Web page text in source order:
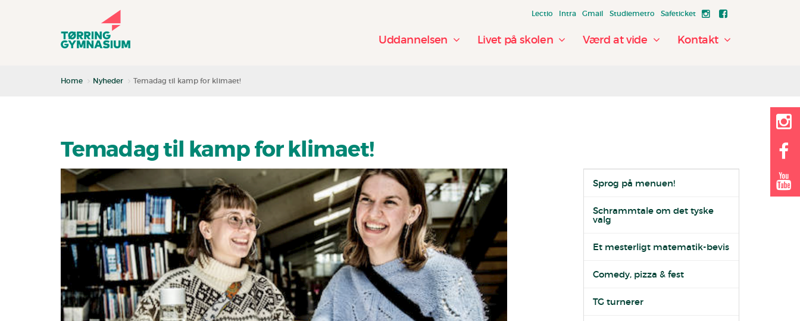
Uddannelsen Livet på skolen Værd at vide Kontakt
Lectio Intra Gmail Studiemetro Safeticket
Home Nyheder Temadag til kamp for klimaet!
Temadag til kamp for klimaet!
Sprog på menuen!
Schrammtale om det tyske
valg
Et mesterligt matematik-bevis
Comedy, pizza & fest
TG turnerer